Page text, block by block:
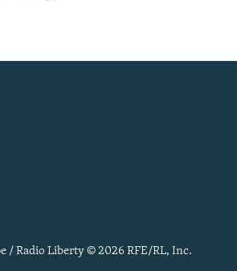
/ Radio Liberty © 2026 RFE/RL, Inc.